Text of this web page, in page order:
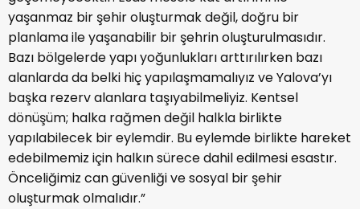
yaşanmaz bir şehir oluşturmak değil,doğru bir
planlama ile yaşanabilir bir şehrin oluşturulmasıdır.
Bazı bölgelerde yapı yoğunlukları arttırılırken bazı
alanlarda da belki hiç yapılaşmamalıyız veYalova’yı
başka rezerv alanlara taşıyabilmeliyiz. Kentsel
dönüşüm; halka rağmen değil halkla birlikte
yapılabilecek bir eylemdir. Bu eylemde birlikte hareket
edebilmemiz için halkın sürecedahiledilmesi esastır.
Önceliğimiz can güvenliği ve sosyal bir şehir
oluşturmak olmalıdır.”